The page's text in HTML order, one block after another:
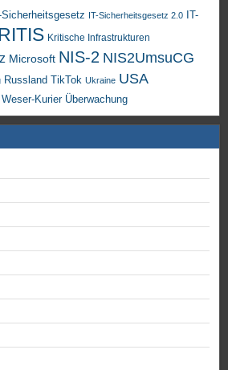
Sicherheitsgesetz IT-Sicherheitsgesetz 2.0
IT-
Kritische Infrastrukturen
Microsoft NIS-2 NIS2UmsuCG
Russland TikTok Ukraine USA
Weser-Kurier Überwachung